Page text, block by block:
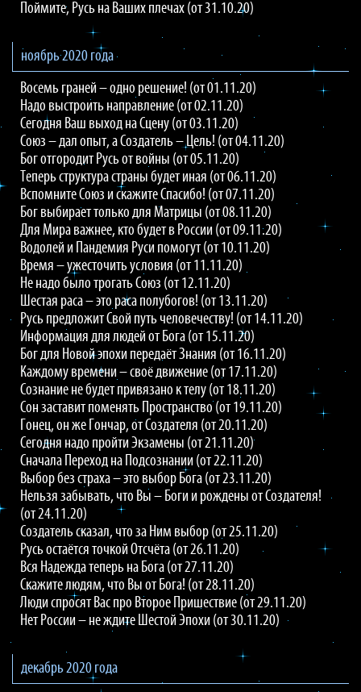
Поймите, Русь на Ваших плечах (от 31.10.20)
ноябрь 2020 года
Восемь граней – одно решение! (от 01.11.20)
Надо выстроить направление (от 02.11.20)
Сегодня Ваш выход на Сцену (от 03.11.20)
Союз – дал опыт, а Создатель – Цель! (от 04.11.20)
Бог отгородит Русь от войны (от 05.11.20)
Теперь структура страны будет иная (от 06.11.20)
Вспомните Союз и скажите Спасибо! (от 07.11.20)
Бог выбирает только для Матрицы (от 08.11.20)
Для Мира важнее, кто будет в России (от 09.11.20)
Водолей и Пандемия Руси помогут (от 10.11.20)
Время – ужесточить условия (от 11.11.20)
Не надо было трогать Союз (от 12.11.20)
Шестая раса – это раса полубогов! (от 13.11.20)
Русь предложит Свой путь человечеству! (от 14.11.20)
Информация для людей от Бога (от 15.11.20)
Бог для Новой эпохи передаёт Знания (от 16.11.20)
Каждому времени – своё движение (от 17.11.20)
Сознание не будет привязано к телу (от 18.11.20)
Сон заставит поменять Пространство (от 19.11.20)
Гонец, он же Гончар, от Создателя (от 20.11.20)
Сегодня надо пройти Экзамены (от 21.11.20)
Сначала Переход на Подсознании (от 22.11.20)
Выбор без страха – это выбор Бога (от 23.11.20)
Нельзя забывать, что Вы – Боги и рождены от Создателя!
(от 24.11.20)
Создатель сказал, что за Ним выбор (от 25.11.20)
Русь остаётся точкой Отсчёта (от 26.11.20)
Вся Надежда теперь на Бога (от 27.11.20)
Скажите людям, что Вы от Бога! (от 28.11.20)
Люди спросят Вас про Второе Пришествие (от 29.11.20)
Нет России – не ждите Шестой Эпохи (от 30.11.20)
декабрь 2020 года